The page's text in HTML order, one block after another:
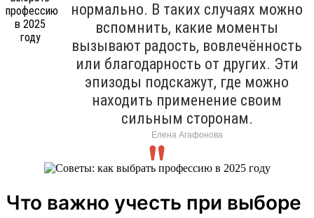
нормально. В таких случаях можно
вспомнить, какие моменты
вызывают радость, вовлечённость
или благодарность от других. Эти
эпизоды подскажут, где можно
находить применение своим
сильным сторонам.
Елена Агафонова
Что важно учесть при выборе